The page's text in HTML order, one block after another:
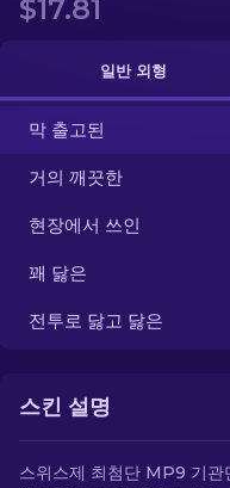
장갑
케이스
기타
$17.81
일반 외형
막 출고된
거의 깨끗한
현장에서 쓰인
꽤 닳은
전투로 닳고 닳은
스킨 설명
스위스제 최첨단 MP9 기관